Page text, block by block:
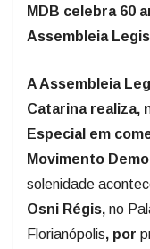
MDB celebra 60
Assembleia
A Assembleia
Catarina realiza,
Especial em
Movimento
solenidade
Osni Régis, no
Florianópolis, por